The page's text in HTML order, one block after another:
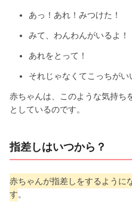
あっ！あれ！みつけた！
みて、わんわんがいるよ！
あれをとって！
それじゃなくてこっちがい
赤ちゃんは、このような気持ち
としているのです。
指差しはいつから？
赤ちゃんが指差しをするように
す。